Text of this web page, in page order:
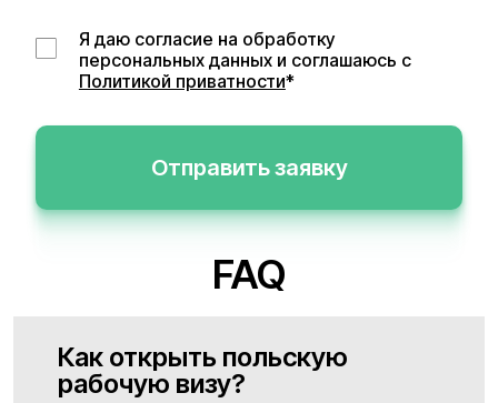
Я даю согласие на обработку
персональных данных и соглашаюсь с
Политикой приватности*
Отправить заявку
FAQ
Как открыть польскую
рабочую визу?